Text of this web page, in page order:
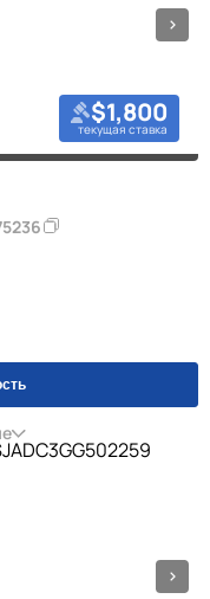
$1,800
текущая ставка